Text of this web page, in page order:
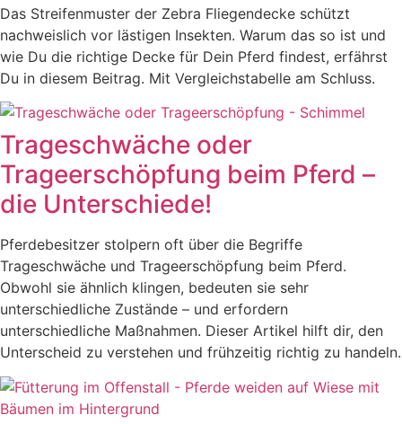
Das Streifenmuster der Zebra Fliegendecke schützt
nachweislich vor lästigen Insekten. Warum das so ist und
wie Du die richtige Decke für Dein Pferd findest, erfährst
Du in diesem Beitrag. Mit Vergleichstabelle am Schluss.
Trageschwäche oder
Trageerschöpfung beim Pferd –
die Unterschiede!
Pferdebesitzer stolpern oft über die Begriffe
Trageschwäche und Trageerschöpfung beim Pferd.
Obwohl sie ähnlich klingen, bedeuten sie sehr
unterschiedliche Zustände – und erfordern
unterschiedliche Maßnahmen. Dieser Artikel hilft dir, den
Unterscheid zu verstehen und frühzeitig richtig zu handeln.